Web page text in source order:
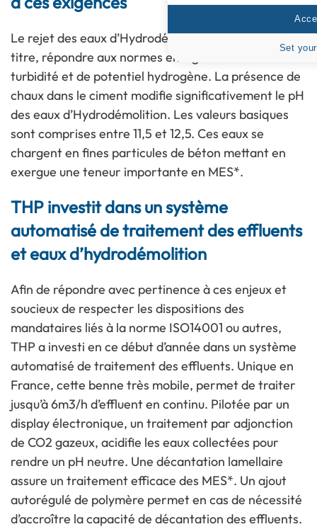
Le rejet des eaux d’Hydrodémolition doit, au même
titre, répondre aux normes en vigueur en matière de
turbidité et de potentiel hydrogène. La présence de
chaux dans le ciment modifie significativement le pH
des eaux d’Hydrodémolition. Les valeurs basiques
sont comprises entre 11,5 et 12,5. Ces eaux se
chargent en fines particules de béton mettant en
exergue une teneur importante en MES*.
THP investit dans un système
automatisé de traitement des effluents
et eaux d’hydrodémolition
Afin de répondre avec pertinence à ces enjeux et
soucieux de respecter les dispositions des
mandataires liés à la norme ISO14001 ou autres,
THP a investi en ce début d’année dans un système
automatisé de traitement des effluents. Unique en
France, cette benne très mobile, permet de traiter
jusqu’à 6m3/h d’effluent en continu. Pilotée par un
display électronique, un traitement par adjonction
de CO2 gazeux, acidifie les eaux collectées pour
rendre un pH neutre. Une décantation lamellaire
assure un traitement efficace des MES*. Un ajout
autorégulé de polymère permet en cas de nécessité
d’accroître la capacité de décantation des effluents.
Set